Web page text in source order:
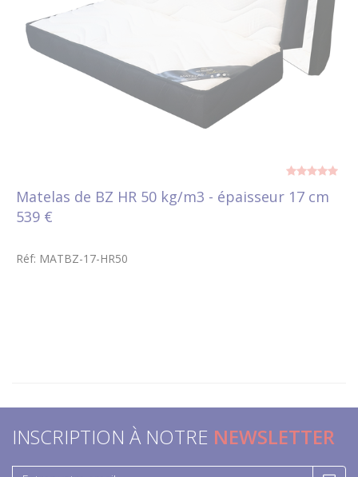
Matelas de BZ HR 50 kg/m3 - épaisseur 17 cm
539 €
Réf: MATBZ-17-HR50
INSCRIPTION À NOTRE NEWSLETTER